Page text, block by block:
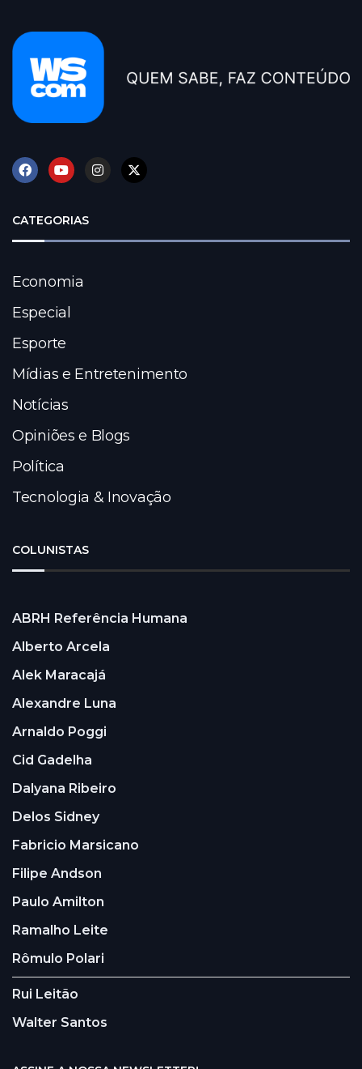
CATEGORIAS
Economia
Especial
Esporte
Mídias e Entretenimento
Notícias
Opiniões e Blogs
Política
Tecnologia & Inovação
COLUNISTAS
ABRH Referência Humana
Alberto Arcela
Alek Maracajá
Alexandre Luna
Arnaldo Poggi
Cid Gadelha
Dalyana Ribeiro
Delos Sidney
Fabricio Marsicano
Filipe Andson
Paulo Amilton
Ramalho Leite
Rômulo Polari
Rui Leitão
Walter Santos